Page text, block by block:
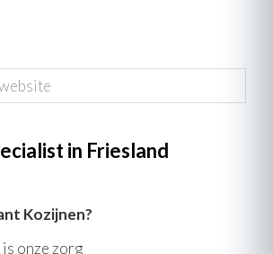
in Friesland
Kozijnen?
onze zorg